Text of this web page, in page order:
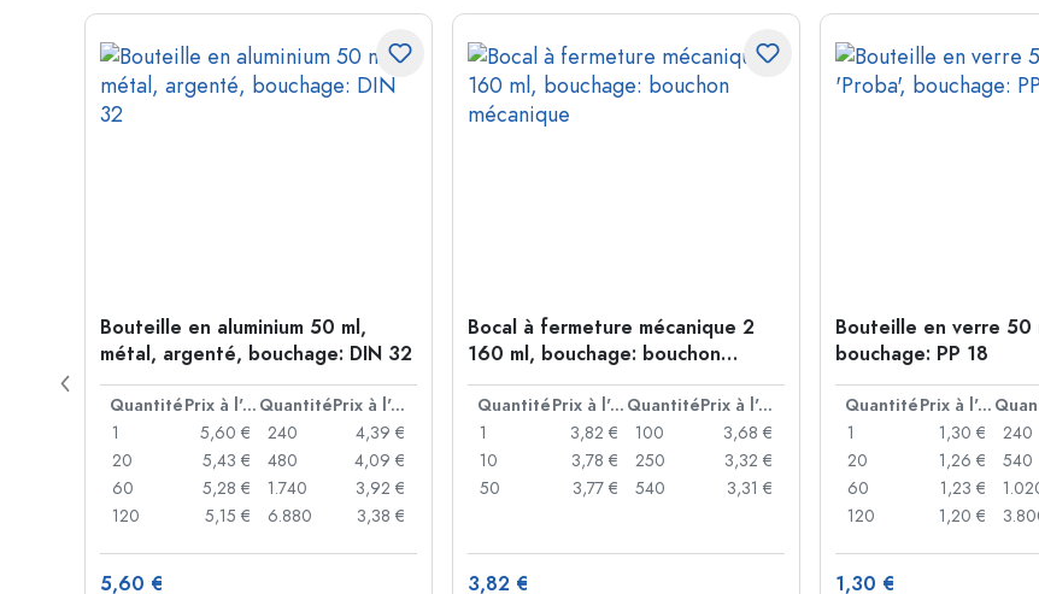
Bouteille en aluminium 50 ml,
métal, argenté, bouchage: DIN 32
Quantité Prix à l'unité Quantité
Prix à l'unité
1
5,60 €
20
5,43 €
60
5,28 €
120
5,15 €
240
4,39 €
480
4,09 €
1.740
3,92 €
6.880
3,38 €
5,60 €
Bocal à fermeture mécanique 2
160 ml, bouchage: bouchon
mécanique
Quantité Prix à l'unité Quantité
Prix à l'unité
1
3,82 €
10
3,78 €
50
3,77 €
100
3,68 €
250
3,32 €
540
3,31 €
3,82 €
Bouteille en verre 50
bouchage: PP 18
Quantité Prix à l'unité
1
1,30 €
20
1,26 €
60
1,23 €
120
1,20 €
240
540
1,30 €